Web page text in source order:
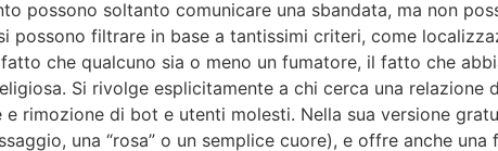
possono soltanto comunicare una sbandata, ma non
filtrare in base a tantissimi criteri, come
che qualcuno sia o meno un fumatore, il fatto che
Si rivolge esplicitamente a chi cerca una relazione
di bot e utenti molesti. Nella sua versione
una “rosa” o un semplice cuore), e offre anche una